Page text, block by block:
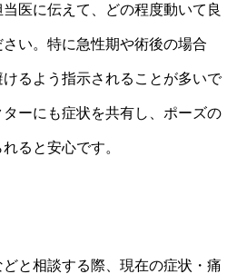
医に伝えて、どの程度動いて良
い。特に急性期や術後の場合
るよう指示されることが多いで
ーにも症状を共有し、ポーズの
ると安心です。
と相談する際、現在の症状・痛